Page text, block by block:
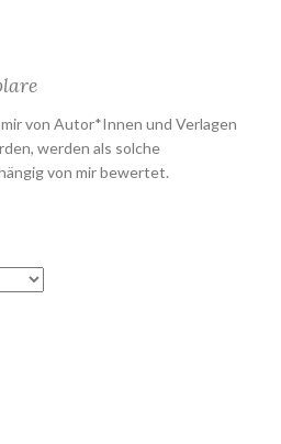
von Autor*Innen und Verlagen
werden als solche
von mir bewertet.